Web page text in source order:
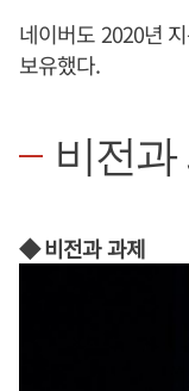
네이버도 2020년
보유했다.
비전과
◆ 비전과 과제